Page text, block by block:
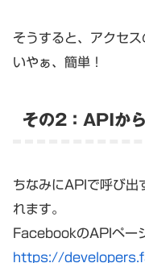
そうすると、アクセ
いやぁ、簡単！
その2：APIか
ちなみにAPIで呼び出
れます。
FacebookのAPIペー
https://